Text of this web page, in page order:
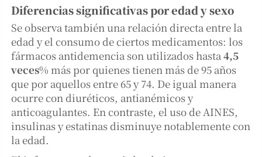
Diferencias significativas por edad y sexo
Se observa también una relación directa entre la
edad y el consumo de ciertos medicamentos: los
fármacos antidemencia son utilizados hasta4,5
veces% más por quienes tienen más de 95 años
que por aquellos entre 65 y 74. De igual manera
ocurre con diuréticos, antianémicos y
anticoagulantes. En contraste, el uso de AINES,
insulinas y estatinas disminuye notablemente con
la edad.